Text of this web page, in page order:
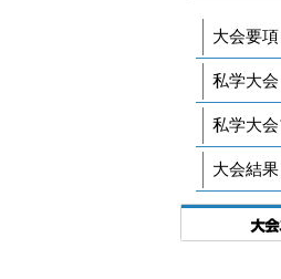
大会要項
私学大
私学大
大会結果